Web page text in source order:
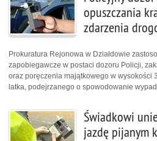
opuszczania
zdarzenia
Prokuratura Rejonowa w Działdowie
zapobiegawcze w postaci dozoru Policji,
oraz poręczenia majątkowego w wysokości
latka, podejrzanego o spowodowanie
Świadkowi
jazdę pijanym